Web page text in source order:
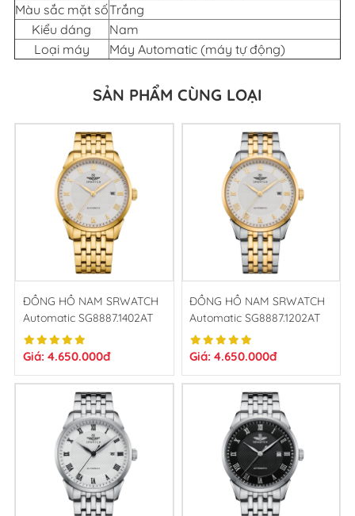
Màu sắc mặt sốTrắng
Kiểu dáng
Nam
Loại máy
Máy Automatic (máy tự động)
SẢN PHẨM CÙNG LOẠI
ĐỒNG HỒ NAM SRWATCH
Automatic SG8887.1402AT
Giá: 4.650.000đ
ĐỒNG HỒ NAM SRWATCH
Automatic SG8887.1202AT
Giá: 4.650.000đ